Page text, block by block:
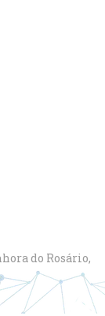
do Rosário,